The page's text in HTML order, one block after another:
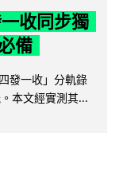
收同步獨
備
發一收」分軌錄
本文經實測其...